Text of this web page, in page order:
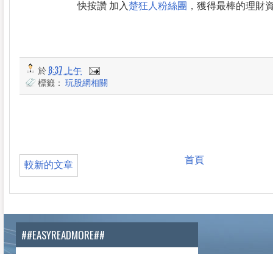
快按讚 加入楚狂人粉絲團 ，獲得最棒的理財
於8:37 上午
標籤： 玩股網相關
較新的文章 首頁
##EASYREADMORE##